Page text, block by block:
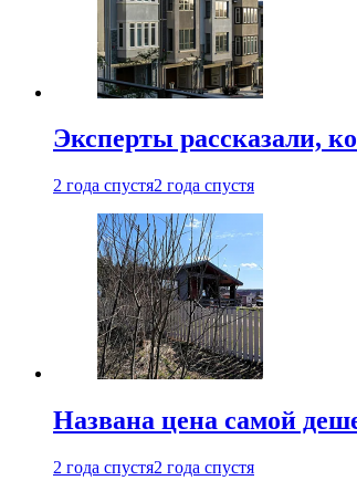
Эксперты рассказали,
2 года спустя2 года спустя
Названа цена самой
2 года спустя2 года спустя